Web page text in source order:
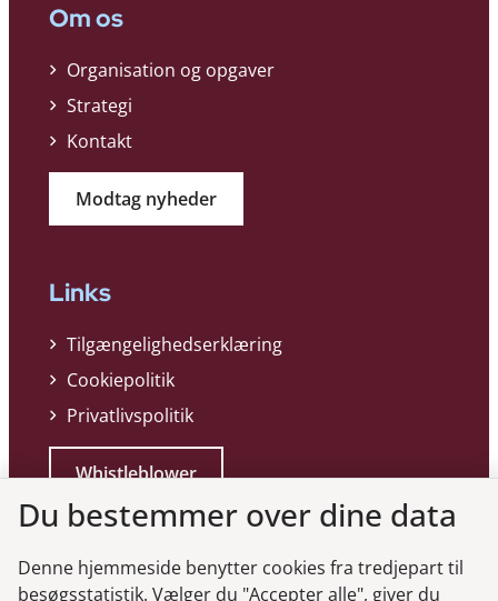
Om os
Organisation og opgaver
Strategi
Kontakt
Modtag nyheder
Links
Tilgængelighedserklæring
Cookiepolitik
Privatlivspolitik
Whistleblower
Du bestemmer over dine data
Denne hjemmeside benytter cookies fra tredjepart til
besøgsstatistik. Vælger du "Accepter alle", giver du